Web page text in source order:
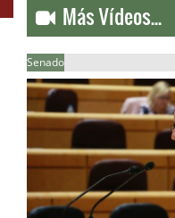
Más Vídeos...
Senado